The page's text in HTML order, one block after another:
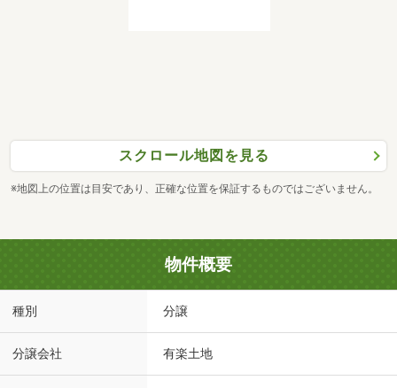
スクロール地図を見る
※地図上の位置は目安であり、正確な位置を保証するものではございません。
物件概要
種別 分譲
分譲会社 有楽土地